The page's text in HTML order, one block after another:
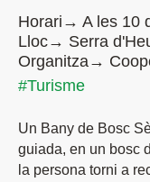
Horari→ A les 10
Lloc→ Serra
Organitza→
#Turisme
Un Bany de Bosc
guiada, en un bosc
la persona torni a